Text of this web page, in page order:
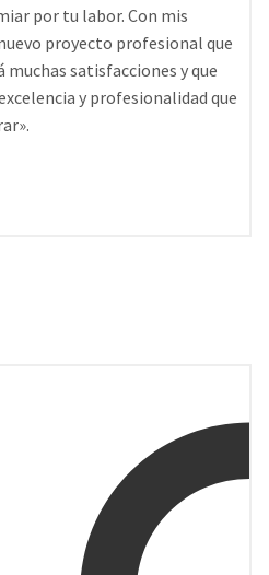
por tu labor. Con mis
proyecto profesional que
satisfacciones y que
y profesionalidad que